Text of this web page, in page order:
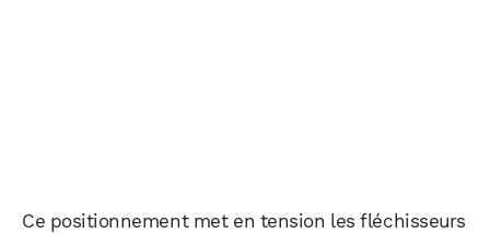
Ce positionnement met en tension les fléchisseurs